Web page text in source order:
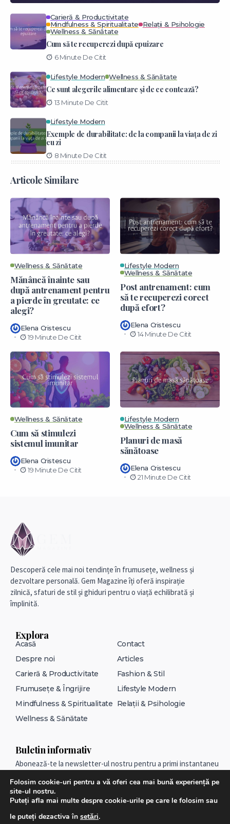
Carieră & Productivitate
Mindfulness & Spiritualitate Relații & Psihologie
Wellness & Sănătate
Cum să te recuperezi după epuizare
6 Minute De Citit
Lifestyle Modern Wellness & Sănătate
Ce sunt alegerile alimentare și de ce contează?
13 Minute De Citit
Lifestyle Modern
Exemple de durabilitate: de la companii la viața de zi
cu zi
8 Minute De Citit
Articole Similare
Wellness & Sănătate
Mănâncă înainte sau
după antrenament pentru
a pierde în greutate: ce
alegi?
Elena Cristescu
19 Minute De Citit
Lifestyle Modern
Wellness & Sănătate
Post antrenament: cum
să te recuperezi corect
după efort?
Elena Cristescu
14 Minute De Citit
Wellness & Sănătate
Cum să stimulezi
sistemul imunitar
Elena Cristescu
19 Minute De Citit
Lifestyle Modern
Wellness & Sănătate
Planuri de masă
sănătoase
Elena Cristescu
21 Minute De Citit
Descoperă cele mai noi tendințe în frumusețe, wellness și
dezvoltare personală. Gem Magazine îți oferă inspirație
zilnică, sfaturi de stil și ghiduri pentru o viață echilibrată și
împlinită.
Explora
Acasă
Contact
Despre noi
Articles
Carieră & Productivitate
Fashion & Stil
Frumusețe & Îngrijire
Lifestyle Modern
Mindfulness & Spiritualitate Relații & Psihologie
Wellness & Sănătate
Buletin informativ
Abonează-te la newsletter-ul nostru pentru a primi instantaneu
Sunt de acord cu termenii și condițiile
Alternative:
Folosim cookie-uri pentru a vă oferi cea mai bună experiență pe
site-ul nostru.
Puteți afla mai multe despre cookie-urile pe care le folosim sau
le puteți dezactiva în setări.